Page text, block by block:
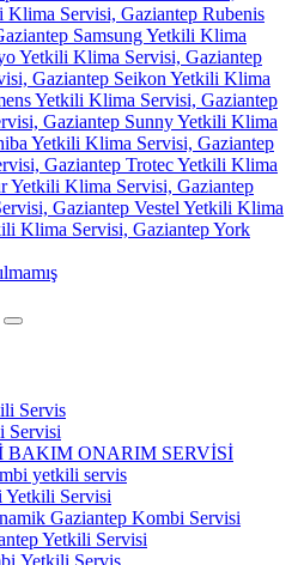
Klima Servisi, Gaziantep Rubenis
Samsung Yetkili Klima
Yetkili Klima Servisi, Gaziantep
Gaziantep Seikon Yetkili Klima
Yetkili Klima Servisi, Gaziantep
Gaziantep Sunny Yetkili Klima
Yetkili Klima Servisi, Gaziantep
Gaziantep Trotec Yetkili Klima
Yetkili Klima Servisi, Gaziantep
Gaziantep Vestel Yetkili Klima
Klima Servisi, Gaziantep York
Servis
Servisi
BAKIM ONARIM SERVİSİ
yetkili servis
Yetkili Servisi
Gaziantep Kombi Servisi
Yetkili Servisi